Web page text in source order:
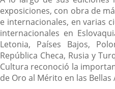
exposiciones, con obra de
e internacionales, en varias
internacionales en
Letonia, Países Bajos,
República Checa, Rusia y
Cultura reconoció la
de Oro al Mérito en las Bellas